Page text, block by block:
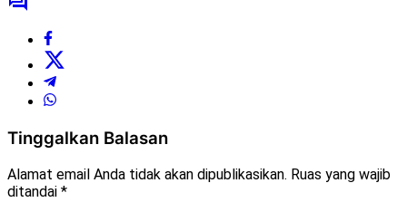
Tinggalkan Balasan
Alamat email Anda tidak akan dipublikasikan. Ruas yang wajib
ditandai *